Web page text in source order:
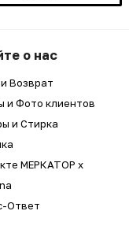
о нас
Возврат
и Фото клиентов
и Стирка
МЕРКАТОР x
Ответ